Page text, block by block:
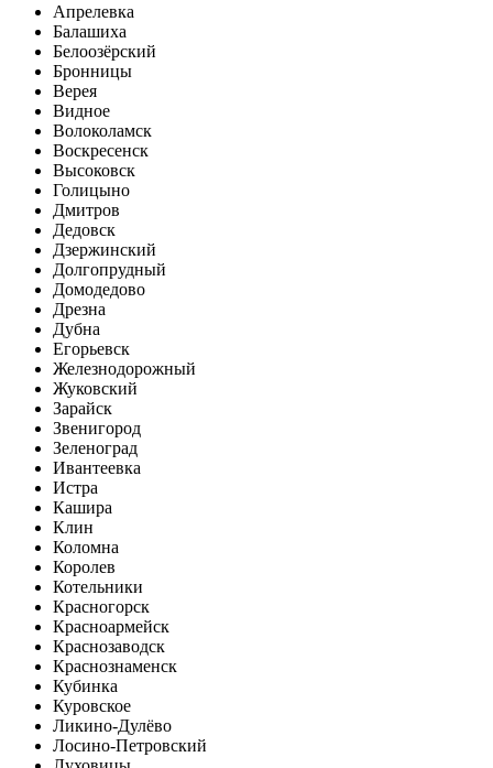
Апрелевка
Балашиха
Белоозёрский
Бронницы
Верея
Видное
Волоколамск
Воскресенск
Высоковск
Голицыно
Дмитров
Дедовск
Дзержинский
Долгопрудный
Домодедово
Дрезна
Дубна
Егорьевск
Железнодорожный
Жуковский
Зарайск
Звенигород
Зеленоград
Ивантеевка
Истра
Кашира
Клин
Коломна
Королев
Котельники
Красногорск
Красноармейск
Краснозаводск
Краснознаменск
Кубинка
Куровское
Ликино-Дулёво
Лосино-Петровский